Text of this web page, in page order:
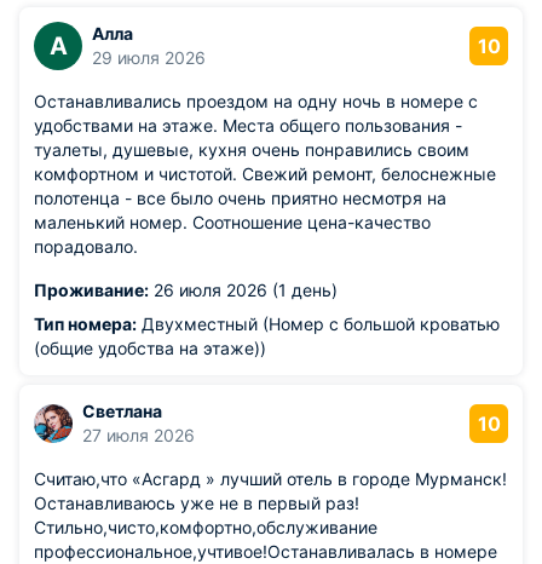
А
Алла
29 июля 2026
10
Останавливались проездом на одну ночь в номере с
удобствами на этаже. Места общего пользования -
туалеты, душевые, кухня очень понравились своим
комфортном и чистотой. Свежий ремонт, белоснежные
полотенца - все было очень приятно несмотря на
маленький номер. Соотношение цена-качество
порадовало.
Проживание: 26 июля 2026 (1 день)
Тип номера: Двухместный (Номер с большой кроватью
(общие удобства на этаже))
Светлана
27 июля 2026
10
Считаю,что «Асгард » лучший отель в городе Мурманск!
Останавливаюсь уже не в первый раз!
Стильно,чисто,комфортно,обслуживание
профессиональное,учтивое!Останавливалась в номере